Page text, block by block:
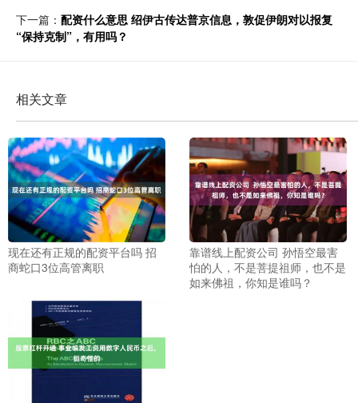
下一篇： 配资什么意思 绍伊古传达普京信息，敦促伊朗对以报复
“保持克制”，有用吗？
相关文章
现在还有正规的配资平台吗 招
商蛇口3位高管离职
靠谱线上配资公司 孙悟空最害
怕的人，不是菩提祖师，也不是
如来佛祖，你知是谁吗？